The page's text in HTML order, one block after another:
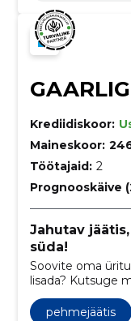
Krediidiskoor:
Maineskoor:
Töötajaid: 2
Prognooskäive
Jahutav
süda!
Soovite oma
lisada? Kutsuge
imemaitsva
garanteerime, et
pehmejäätis